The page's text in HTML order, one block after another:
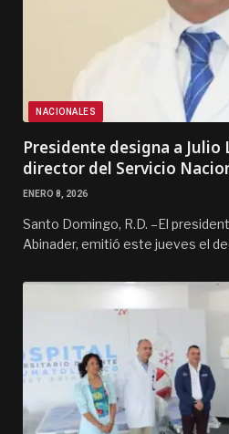
NACIONALES
Presidente designa a Julio
director del Servicio
ENERO 8, 2026
Santo Domingo, R.D. –El
Abinader, emitió este jueves el